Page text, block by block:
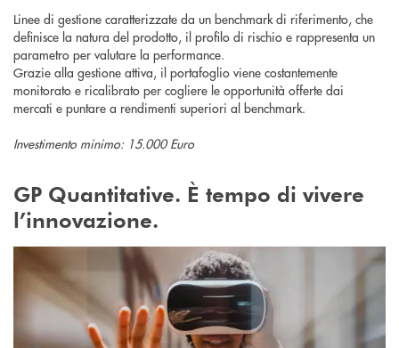
Linee di gestione caratterizzate da un benchmark di riferimento, che
definisce la natura del prodotto, il profilo di rischio e rappresenta un
parametro per valutare la performance.
Grazie alla gestione attiva, il portafoglio viene costantemente
monitorato e ricalibrato per cogliere le opportunità offerte dai
mercati e puntare a rendimenti superiori al benchmark.
Investimento minimo: 15.000 Euro
GP Quantitative. È tempo di vivere
l’innovazione.